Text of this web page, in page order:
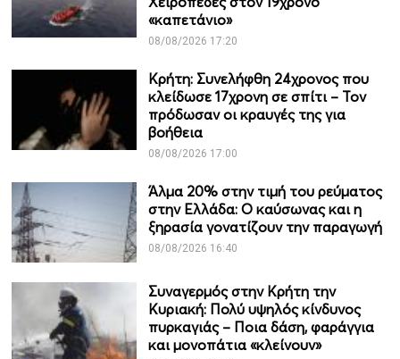
«καπετάνιο»
08/08/2026 17:20
Κρήτη: Συνελήφθη 24χρονος που
κλείδωσε 17χρονη σε σπίτι – Τον
πρόδωσαν οι κραυγές της για
βοήθεια
08/08/2026 17:00
Άλμα 20% στην τιμή του ρεύματος
στην Ελλάδα: Ο καύσωνας και η
ξηρασία γονατίζουν την παραγωγή
08/08/2026 16:40
Συναγερμός στην Κρήτη την
Κυριακή: Πολύ υψηλός κίνδυνος
πυρκαγιάς – Ποια δάση, φαράγγια
και μονοπάτια «κλείνουν»